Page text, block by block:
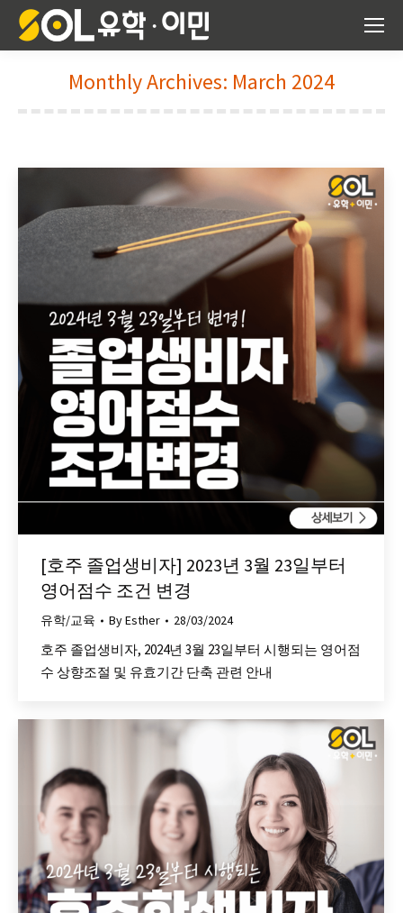
Monthly Archives: March 2024
[호주 졸업생비자] 2023년 3월 23일부터
영어점수 조건 변경
유학/교육 ByEsther 28/03/2024
호주 졸업생비자, 2024년 3월 23일부터 시행되는 영어점
수 상향조절 및 유효기간 단축 관련 안내